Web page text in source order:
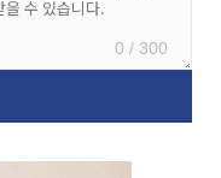
0 / 300